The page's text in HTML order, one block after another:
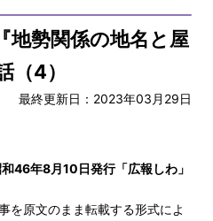
地勢関係の地名と屋
（4）
最終更新日：2023年03月29日
46年8月10日発行「広報しわ」
を原文のまま転載する形式によ